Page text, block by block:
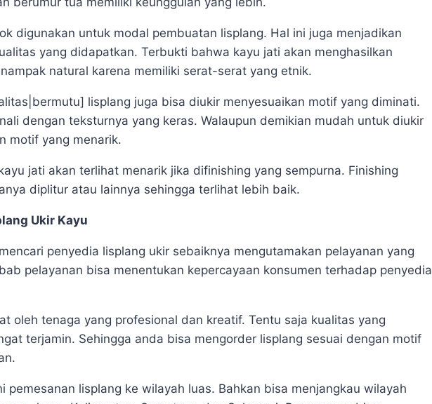
digunakan untuk modal pembuatan lisplang. Hal ini juga menjadikan
yang didapatkan. Terbukti bahwa kayu jati akan menghasilkan
natural karena memiliki serat-serat yang etnik.
lisplang juga bisa diukir menyesuaikan motif yang diminati.
dengan teksturnya yang keras. Walaupun demikian mudah untuk diukir
motif yang menarik.
jati akan terlihat menarik jika difinishing yang sempurna. Finishing
diplitur atau lainnya sehingga terlihat lebih baik.
Ukir Kayu
penyedia lisplang ukir sebaiknya mengutamakan pelayanan yang
pelayanan bisa menentukan kepercayaan konsumen terhadap penyedia
oleh tenaga yang profesional dan kreatif. Tentu saja kualitas yang
terjamin. Sehingga anda bisa mengorder lisplang sesuai dengan motif
pemesanan lisplang ke wilayah luas. Bahkan bisa menjangkau wilayah